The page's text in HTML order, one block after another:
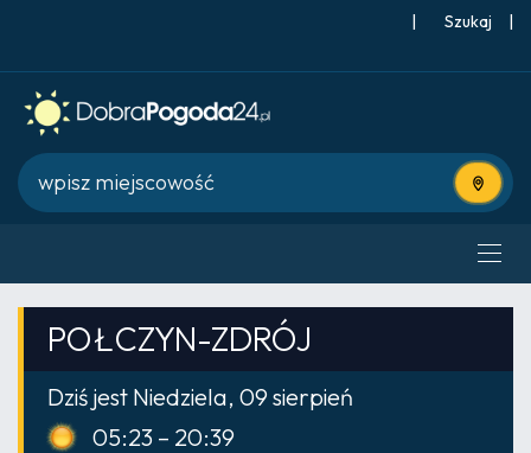
| |
Użyj
POŁCZYN-ZDRÓJ
Dziś jest Niedziela, 09 sierpień
05:23 – 20:39